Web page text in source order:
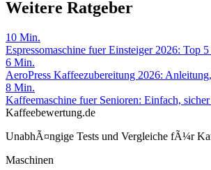
Weitere Ratgeber
10 Min.
Espressomaschine fuer Einsteiger 2026: Top
6 Min.
AeroPress Kaffeezubereitung 2026:
8 Min.
Kaffeemaschine fuer Senioren: Einfach,
Kaffeebewertung.de
UnabhÃ¤ngige Tests und Vergleiche fÃ¼r
Maschinen